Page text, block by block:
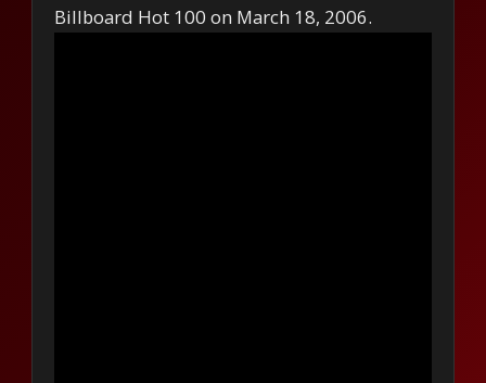
Billboard Hot 100 on March 18, 2006.